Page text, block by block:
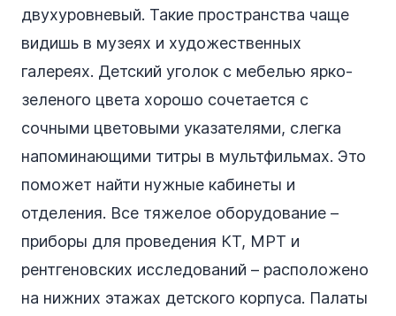
двухуровневый. Такие пространства чаще
видишь в музеях и художественных
галереях. Детский уголок с мебелью ярко-
зеленого цвета хорошо сочетается с
сочными цветовыми указателями, слегка
напоминающими титры в мультфильмах. Это
поможет найти нужные кабинеты и
отделения. Все тяжелое оборудование –
приборы для проведения КТ, МРТ и
рентгеновских исследований – расположено
на нижних этажах детского корпуса. Палаты